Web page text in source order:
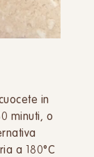
in
minuti, o
a 180°C